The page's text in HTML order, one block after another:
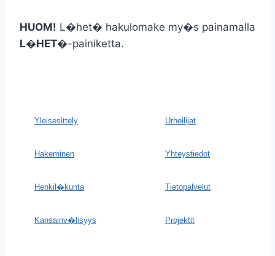
HUOM! L�het� hakulomake my�s painamalla
L�HET�-painiketta.
Yleisesittely Urheilijat
Hakeminen Yhteystiedot
Henkil�kunta Tietopalvelut
Kansainv�lisyys Projektit